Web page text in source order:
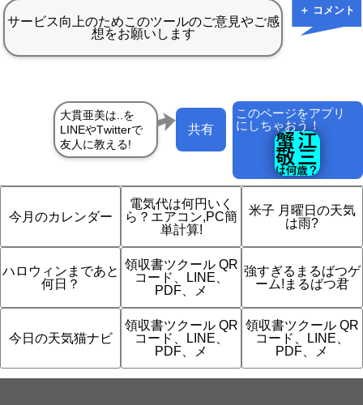
＋ コメント
このページをアプリ
にしちゃおう！
共有
今月のカレンダー
電気代は何円いく
ら？エアコン,PC簡
単計算!
米子 月曜日の天気
は雨?
ハロウィンまであと
何日？
領収書ツクール QR
コード、LINE、
PDF、メ
強すぎるまるばつゲ
ーム!まるばつ君
今日の天気猫ナビ
領収書ツクール QR
コード、LINE、
PDF、メ
領収書ツクール QR
コード、LINE、
PDF、メ